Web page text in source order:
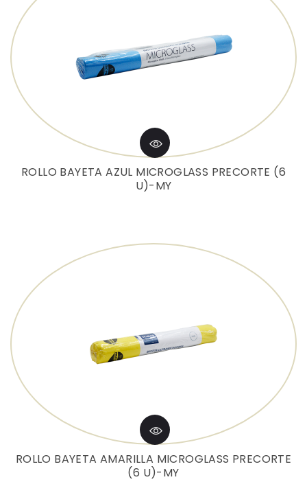
ROLLO BAYETA AZUL MICROGLASS PRECORTE (6
U)-MY
ROLLO BAYETA AMARILLA MICROGLASS PRECORTE
(6 U)-MY